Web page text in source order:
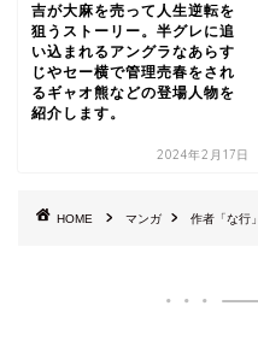
吉が大麻を売って人生逆転を
狙うストーリー。半グレに追
い込まれるアングラなあらす
じやセー横で管理売春をされ
るギャオ熊などの登場人物を
紹介します。
2024年2月17日
HOME マンガ 作者「な行」